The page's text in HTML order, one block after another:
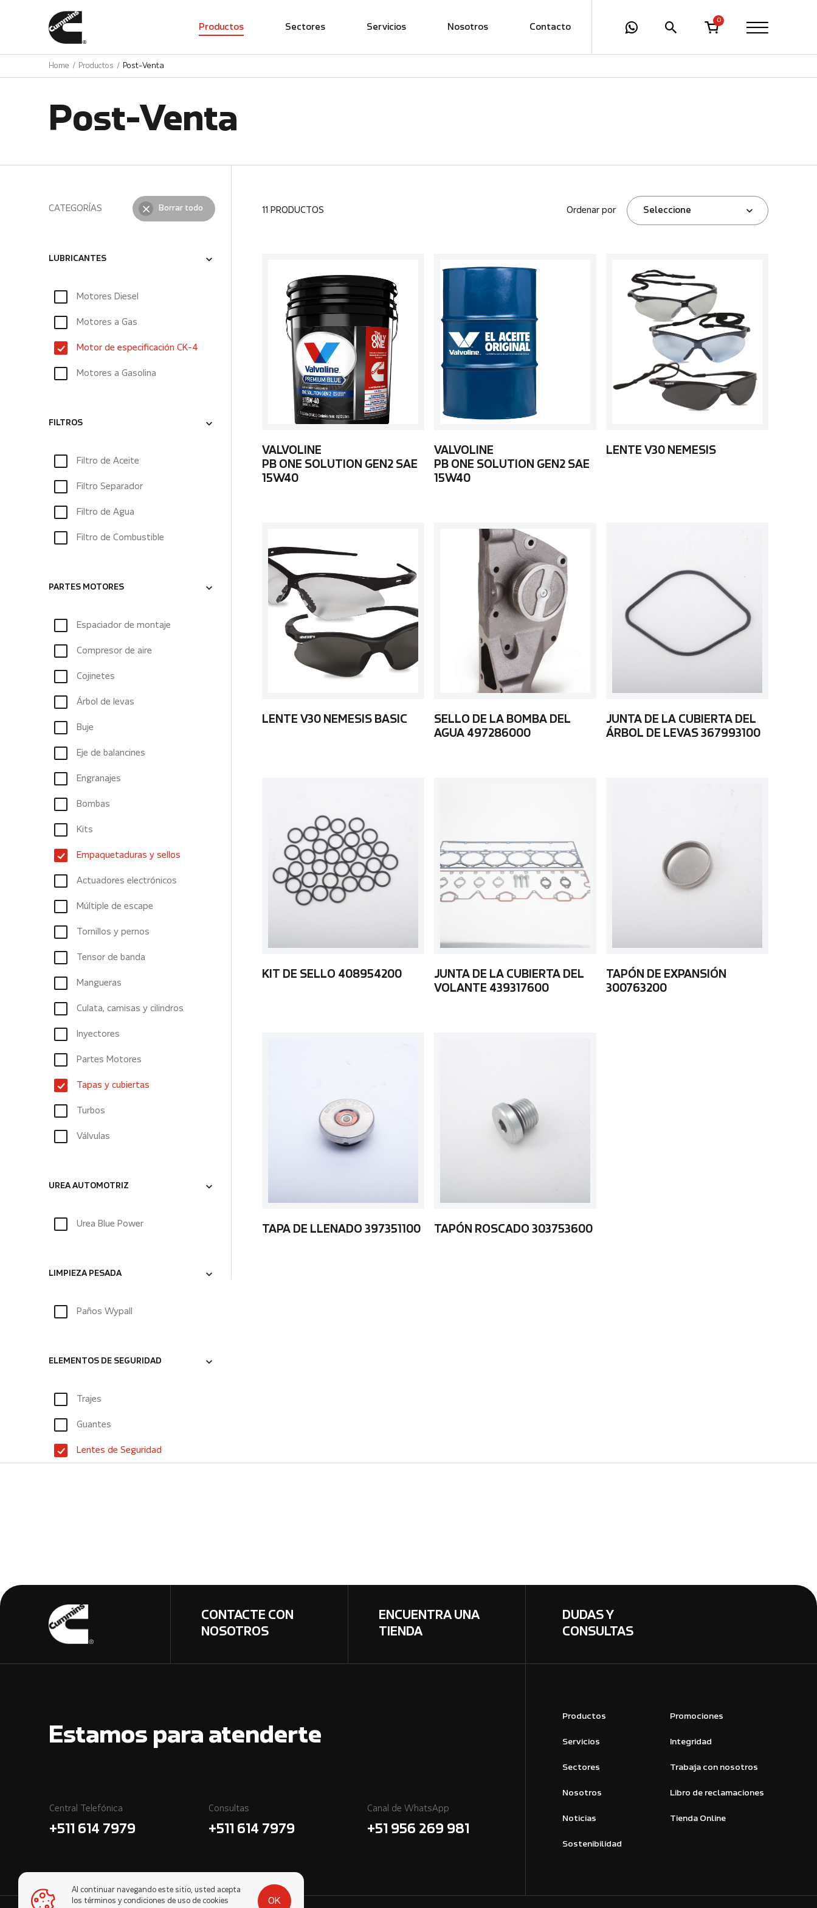
Productos Sectores Servicios Nosotros Contacto
0
Home Productos Post-Venta
Post-Venta
CATEGORÍAS Borrar todo
LUBRICANTES
Motores Diesel
Motores a Gas
Motor de especificación CK-4
Motores a Gasolina
FILTROS
Filtro de Aceite
Filtro Separador
Filtro de Agua
Filtro de Combustible
PARTES MOTORES
Espaciador de montaje
Compresor de aire
Cojinetes
Árbol de levas
Buje
Eje de balancines
Engranajes
Bombas
Kits
Empaquetaduras y sellos
Actuadores electrónicos
Múltiple de escape
Tornillos y pernos
Tensor de banda
Mangueras
Culata, camisas y cilindros
Inyectores
Partes Motores
Tapas y cubiertas
Turbos
Válvulas
UREA AUTOMOTRIZ
Urea Blue Power
LIMPIEZA PESADA
Paños Wypall
ELEMENTOS DE SEGURIDAD
Trajes
Guantes
Lentes de Seguridad
11 PRODUCTOS Ordenar por Seleccione
VALVOLINE
PB ONE SOLUTION GEN2 SAE
15W40
VALVOLINE
PB ONE SOLUTION GEN2 SAE
15W40
LENTE V30 NEMESIS
LENTE V30 NEMESIS BASIC
SELLO DE LA BOMBA DEL
AGUA 497286000
JUNTA DE LA CUBIERTA DEL
ÁRBOL DE LEVAS 367993100
KIT DE SELLO 408954200
JUNTA DE LA CUBIERTA DEL
VOLANTE 439317600
TAPÓN DE EXPANSIÓN
300763200
TAPA DE LLENADO 397351100 TAPÓN ROSCADO 303753600
CONTACTE CON
NOSOTROS
ENCUENTRA UNA
TIENDA
DUDAS Y
CONSULTAS
Estamos para atenderte
Central Telefónica
+511 614 7979
Consultas
+511 614 7979
Canal de WhatsApp
+51 956 269 981
Productos
Servicios
Sectores
Nosotros
Noticias
Sostenibilidad
Promociones
Integridad
Trabaja con nosotros
Libro de reclamaciones
Tienda Online
Al continuar navegando este sitio, usted acepta
los términos y condiciones de uso de cookies
OK